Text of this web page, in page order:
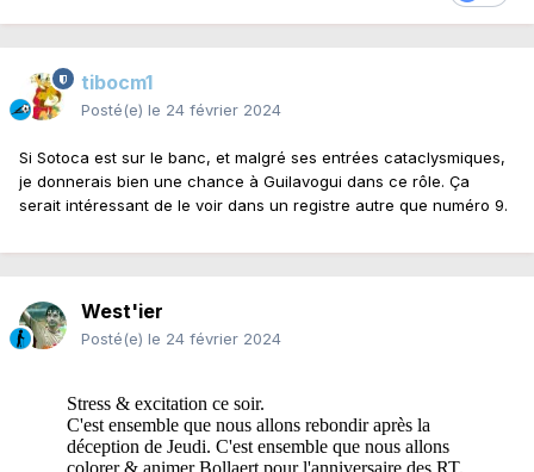
tibocm1
Posté(e) le 24 février 2024
Si Sotoca est sur le banc, et malgré ses entrées cataclysmiques,
je donnerais bien une chance à Guilavogui dans ce rôle. Ça
serait intéressant de le voir dans un registre autre que numéro 9.
West'ier
Posté(e) le 24 février 2024